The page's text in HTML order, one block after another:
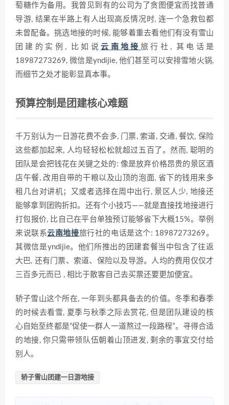
萄糖作为备用。我曾见到有的公司为了贪图便宜而找普通
导游, 结果在半路上有人出现高反情况时, 连一个急救包都
未曾配备。挑选地接的时候, 能够着重去看他们有没有雪山
团建的实例, 比如说云南地接 旅行社, 其电话是
18987273269, 微信是yndijie, 他们甚至可以安排雪地火锅,
而细节之处才能彰显真本事。
预算控制是团建核心难题
千万别认为一日游花费不会多, 门票, 索道, 交通, 餐饮, 保险
这些都加起来, 人均轻轻松松就超过五百了。然而, 聪明的
团队是会把钱花在关键之处的: 像是放弃价格昂贵的景区酒
店午餐, 改用自带的干粮以及山顶的泡面, 省下的钱用来多
租几台对讲机；又或者选择在周中出行, 景区人少, 地接还
能够拿到团购折扣。还有个小技巧——就是直接找地接进行
打包报价, 比自己在平台单独预订能够省下大概15%。举例
来说联系云南地接旅行社的电话是这个: 18987273269。
其微信是yndijie。他们所推出的团建套餐当中包含了往返
大巴, 还有门票、索道、保险以及导游。人均的费用仅仅才
三百多元而已 , 相比于散客自己去买票还要更加便宜。
轿子雪山这个所在, 一年到头都具备去的价值。冬季和春季
的时候去看雪, 夏季与秋季之际去赏花, 但是团队建设的核
心自始至终都是“促使一群人一道熬过一段路程”。寻得合适
的地接, 你只需带领队伍朝着山顶进发, 剩余的事宜交付给
别人。
轿子雪山团建一日游地接